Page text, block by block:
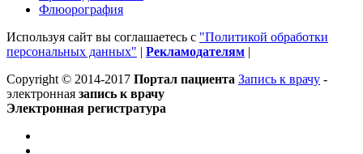
Флюорография
Используя сайт вы соглашаетесь с "Политикой обработки
персональных данных" | Рекламодателям |
Copyright © 2014-2017 Портал пациента Запись к врачу -
электронная запись к врачу
Электронная регистратура